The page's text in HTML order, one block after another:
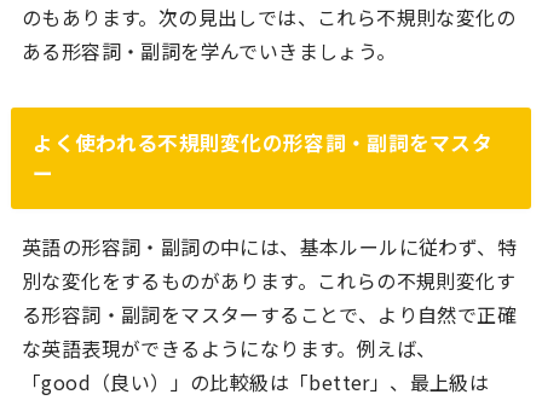
のもあります。次の見出しでは、これら不規則な変化の
ある形容詞・副詞を学んでいきましょう。
よく使われる不規則変化の形容詞・副詞をマスタ
ー
英語の形容詞・副詞の中には、基本ルールに従わず、特
別な変化をするものがあります。これらの不規則変化す
る形容詞・副詞をマスターすることで、より自然で正確
な英語表現ができるようになります。例えば、
「good（良い）」の比較級は「better」、最上級は